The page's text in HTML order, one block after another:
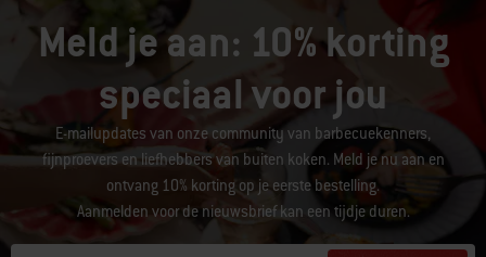
Meld je aan: 10% korting
speciaal voor jou
E-mailupdates van onze community van barbecuekenners,
fijnproevers en liefhebbers van buiten koken. Meld je nu aan en
ontvang 10% korting op je eerste bestelling.
Aanmelden voor de nieuwsbrief kan een tijdje duren.